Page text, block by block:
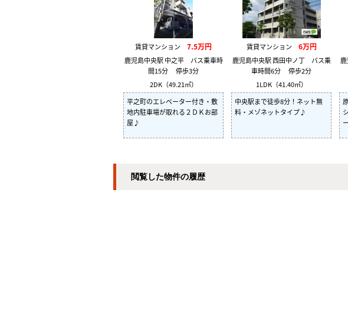
賃貸マンション 7.5万円
鹿児島中央駅 中之平 バス乗車時
間15分 停歩3分
2DK（49.21㎡）
平之町のエレベーター付き・敷
地内駐車場が取れる２ＤＫお部
屋♪
賃貸マンション 6万円
鹿児島中央駅 西田中ノ丁 バス乗
車時間6分 停歩2分
1LDK（41.40㎡）
中央駅まで徒歩8分！ネット無
料・メゾネットタイプ♪
閲覧した物件の履歴